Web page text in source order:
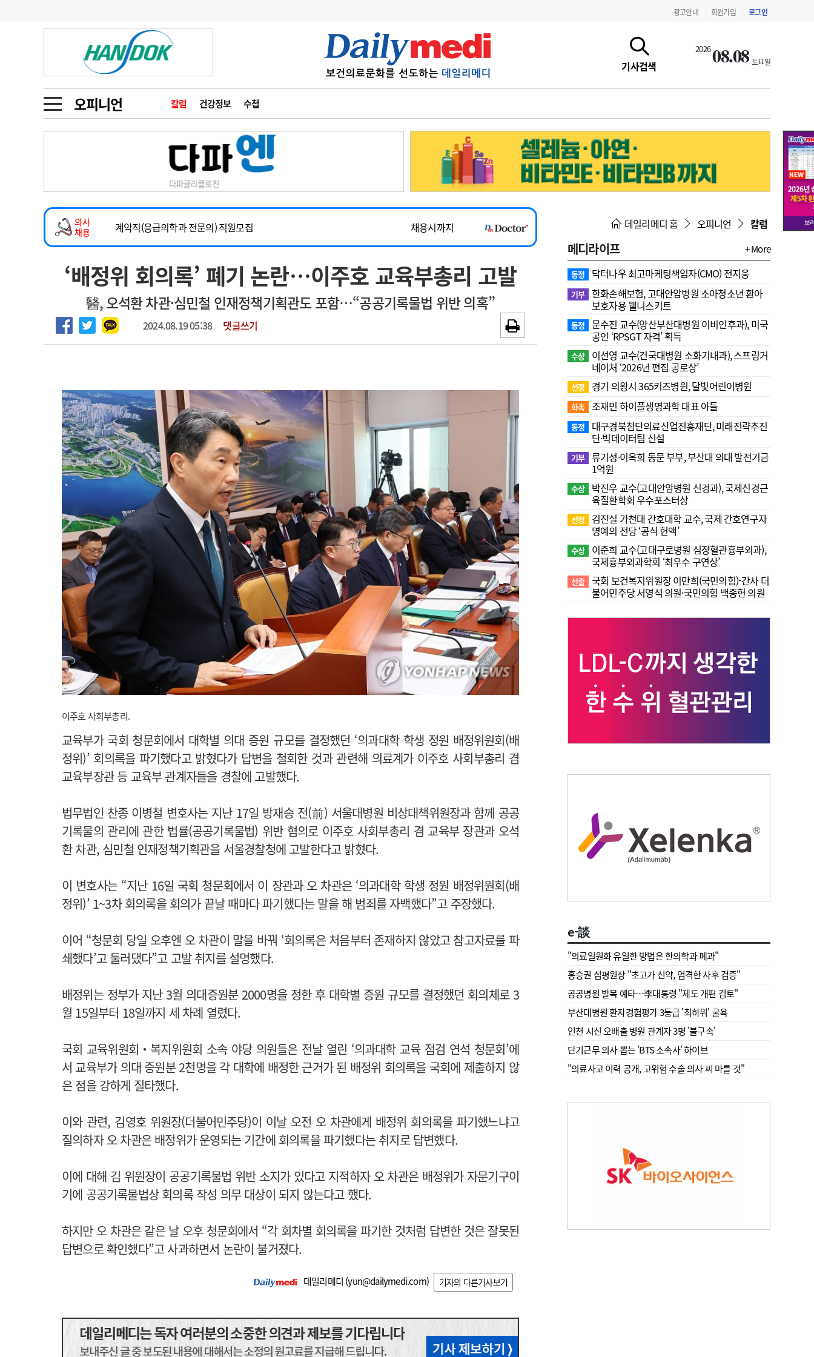
광고안내 회원가입 로그인
기사검색
202608.08 토요일
오피니언 칼럼 건강정보 수첩
금주의 검색어
1
의사인력 수급 추계
2
성분명 처방
3
AI의료
4
전공의 모집 결과
6
관리급여 실시
지필공 지원책
수련환경 개선
의과대학 입시
인사 사고
오피니언 수첩
인물 초대석 피플
동영상뉴스
포토뉴스
메디 Hospital 지역병원 중소병원
인포메이션 행정처분 판례 정책/통계 공시 지침·기준·평가 약제급여 심사 결과
고객센터 회사소개 법적고지 광고안내
의사
채용
2026년 하반기 인턴 모집
~2026-08-31
마취통증의학과 임기제 임상의사 채용
채용시까지
계약직(응급의학과 전문의) 직원모집
채용시까지
하반기 전공의(레지던트1년차) 모집
~2026-08-15
2026년 하반기 인턴 모집
~2026-08-31
마취통증의학과 임기제 임상의사 채용
채용시까지
‘배정위 회의록’ 폐기 논란…이주호 교육부총리 고발
醫, 오석환 차관·심민철 인재정책기획관도 포함…“공공기록물법 위반 의혹”
2024.08.19 05:38 댓글쓰기
이주호 사회부총리.
교육부가 국회 청문회에서 대학별 의대 증원 규모를 결정했던 ‘의과대학 학생 정원 배정위원회(배
정위)’ 회의록을 파기했다고 밝혔다가 답변을 철회한 것과 관련해 의료계가 이주호 사회부총리 겸
교육부장관 등 교육부 관계자들을 경찰에 고발했다.
법무법인 찬종 이병철 변호사는 지난 17일 방재승 전(前) 서울대병원 비상대책위원장과 함께 공공
기록물의 관리에 관한 법률(공공기록물법) 위반 혐의로 이주호 사회부총리 겸 교육부 장관과 오석
환 차관, 심민철 인재정책기획관을 서울경찰청에 고발한다고 밝혔다.
이 변호사는 “지난 16일 국회 청문회에서 이 장관과 오 차관은 ‘의과대학 학생 정원 배정위원회(배
정위)’ 1~3차 회의록을 회의가 끝날 때마다 파기했다는 말을 해 범죄를 자백했다”고 주장했다.
이어 “청문회 당일 오후엔 오 차관이 말을 바꿔 ‘회의록은 처음부터 존재하지 않았고 참고자료를 파
쇄했다’고 둘러댔다”고 고발 취지를 설명했다.
배정위는 정부가 지난 3월 의대증원분 2000명을 정한 후 대학별 증원 규모를 결정했던 회의체로 3
월 15일부터 18일까지 세 차례 열렸다.
국회 교육위원회‧복지위원회 소속 야당 의원들은 전날 열린 ‘의과대학 교육 점검 연석 청문회’에
서 교육부가 의대 증원분 2천명을 각 대학에 배정한 근거가 된 배정위 회의록을 국회에 제출하지 않
은 점을 강하게 질타했다.
이와 관련, 김영호 위원장(더불어민주당)이 이날 오전 오 차관에게 배정위 회의록을 파기했느냐고
질의하자 오 차관은 배정위가 운영되는 기간에 회의록을 파기했다는 취지로 답변했다.
이에 대해 김 위원장이 공공기록물법 위반 소지가 있다고 지적하자 오 차관은 배정위가 자문기구이
기에 공공기록물법상 회의록 작성 의무 대상이 되지 않는다고 했다.
하지만 오 차관은 같은 날 오후 청문회에서 “각 회차별 회의록을 파기한 것처럼 답변한 것은 잘못된
답변으로 확인했다”고 사과하면서 논란이 불거졌다.
데일리메디 (yun@dailymedi.com) 기자의 다른기사보기
데일리메디 홈 오피니언 칼럼
메디라이프 + More
동정 닥터나우 최고마케팅책임자(CMO) 전지웅
기부 한화손해보험, 고대안암병원 소아청소년 환아
보호자용 웰니스키트
동정
문수진 교수( 양산부산대병원 이비인후과), 미국
공인 ‘RPSGT 자격’ 획득
수상
이선영 교수(건국대병원 소화기내과), 스프링거
네이처 ‘2026년 편집 공로상’
선정 경기 의왕시 365키즈병원, 달빛어린이병원
화촉 조재민 하이플생명과학 대표 아들
동정
대구경북첨단의료산업진흥재단, 미래전략추진
단·빅데이터팀 신설
기부 류기성·이옥희 동문 부부, 부산대 의대 발전기금
1억원
수상
박진우 교수(고대안암병원 신경과), 국제신경근
육질환학회 우수포스터상
선정
김진실 가천대 간호대학 교수, 국제 간호연구자
명예의 전당 ‘공식 헌액’
수상
이준희 교수(고대구로병원 심장혈관흉부외과),
국제흉부외과학회 ‘최우수 구연상’
선출 국회 보건복지위원장 이만희(국민의힘)-간사 더
불어민주당 서영석 의원·국민의힘 백종헌 의원
e-談
"의료일원화 유일한 방법은 한의학과 폐과"
홍승권 심평원장 " 초고가 신약, 엄격한 사후 검증"
공공병원 발목 예타…李대통령 "제도 개편 검토"
부산대병원 환자경험평가 3등급 '최하위' 굴욕
인천 시신 오배출 병원 관계자 3명 '불구속'
단기근무 의사 뽑는 'BTS 소속사' 하이브
"의료사고 이력 공개, 고위험 수술 의사 씨 마를 것"